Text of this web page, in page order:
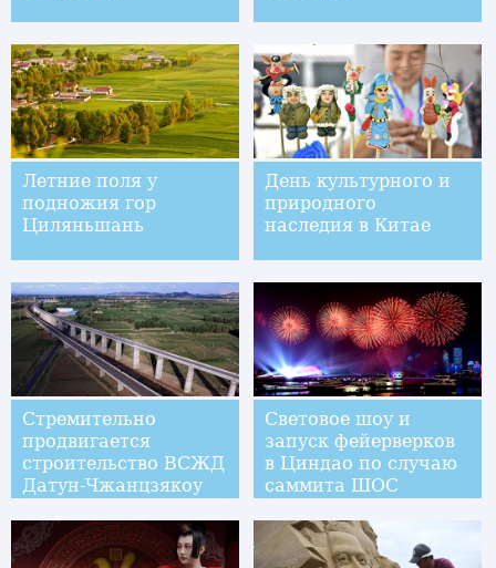
Летние поля у
подножия гор
Циляньшань
День культурного и
природного
наследия в Китае
Стремительно
продвигается
строительство ВСЖД
Датун-Чжанцзякоу
Световое шоу и
запуск фейерверков
в Циндао по случаю
саммита ШОС